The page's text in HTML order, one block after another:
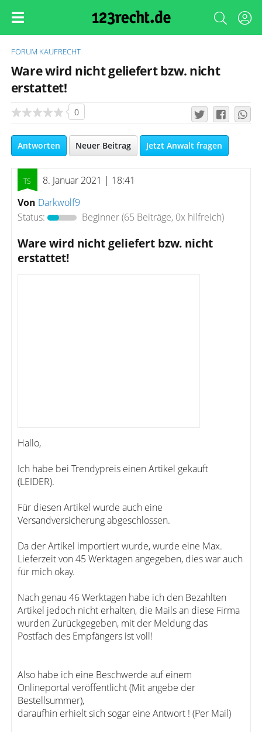
FORUM KAUFRECHT
Ware wird nicht geliefert bzw. nicht
erstattet!
0
Antworten Neuer Beitrag Jetzt Anwalt fragen
8. Januar 2021 | 18:41
Von Darkwolf9
Status:
Beginner(65 Beiträge, 0x hilfreich)
Ware wird nicht geliefert bzw. nicht
erstattet!
Hallo,
Ich habe bei Trendypreis einen Artikel gekauft
(LEIDER).
Für diesen Artikel wurde auch eine
Versandversicherung abgeschlossen.
Da der Artikel importiert wurde, wurde eine Max.
Lieferzeit von 45 Werktagen angegeben, dies war auch
für mich okay.
Nach genau 46 Werktagen habe ich den Bezahlten
Artikel jedoch nicht erhalten, die Mails an diese Firma
wurden Zurückgegeben, mit der Meldung das
Postfach des Empfängers ist voll!
Also habe ich eine Beschwerde auf einem
Onlineportal veröffentlicht (Mit angebe der
Bestellsummer),
daraufhin erhielt sich sogar eine Antwort ! (Per Mail)